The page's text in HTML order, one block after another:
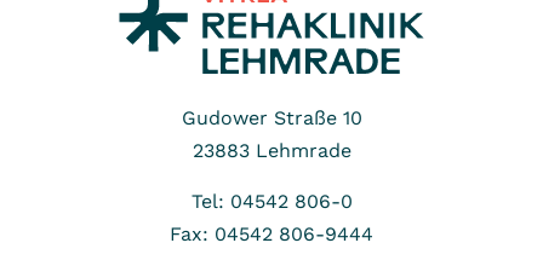
Gudower Straße 10
23883 Lehmrade
Tel: 04542 806-0
Fax: 04542 806-9444